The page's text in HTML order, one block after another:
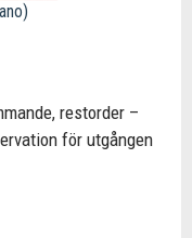
restorder –
för utgången